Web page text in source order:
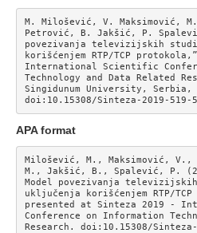
M. Milošević, V. Maksimović, M.
Petrović, B. Jakšić, P.
povezivanja televizijskih
korišćenjem RTP/TCP
International Scientific
Technology and Data Related
Singidunum University, Serbia,
doi:10.15308/Sinteza-2019-519-
APA format
Milošević, M., Maksimović, V.,
M., Jakšić, B., Spalević, P.
Model povezivanja
uključenja korišćenjem RTP/
presented at Sinteza 2019 -
Conference on Information
Research. doi:10.15308/Sinteza-